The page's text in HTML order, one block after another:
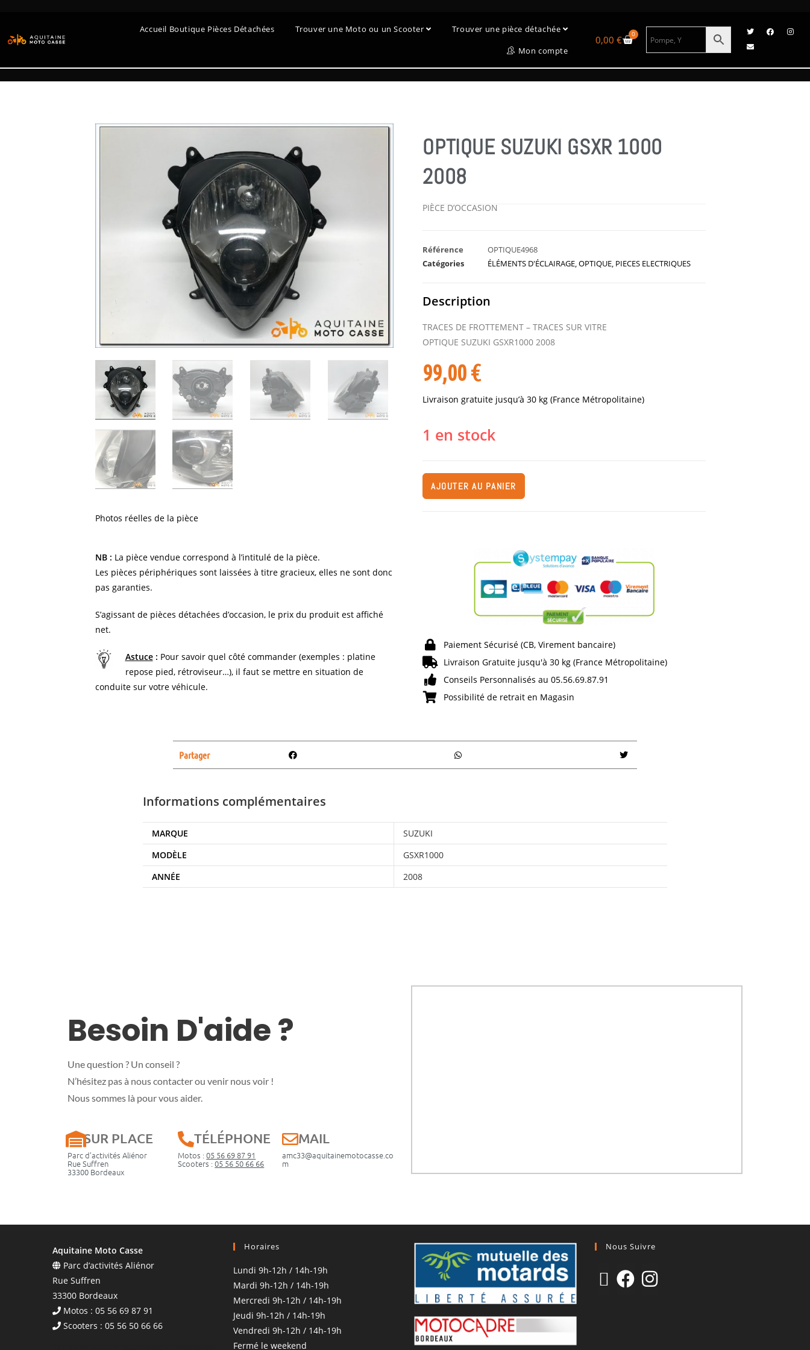
Accueil Boutique Pièces Détachées Trouver une Moto ou un Scooter
Trouver une pièce détachée
Mon compte
0,00 € 0
Photos réelles de la pièce
NB : La pièce vendue correspond à l’intitulé de la pièce.
Les pièces périphériques sont laissées à titre gracieux, elles ne sont donc
pas garanties.
S’agissant de pièces détachées d’occasion, le prix du produit est affiché
net.
Astuce: Pour savoir quel côté commander (exemples : platine
repose pied, rétroviseur…), il faut se mettre en situation de
conduite sur votre véhicule.
OPTIQUE SUZUKI GSXR 1000
2008
PIÈCE D’OCCASION
Référence
OPTIQUE4968
Catégories
ÉLÉMENTS D'ÉCLAIRAGE,OPTIQUE, PIECES ELECTRIQUES
Description
TRACES DE FROTTEMENT – TRACES SUR VITRE
OPTIQUE SUZUKI GSXR1000 2008
99,00€
Livraison gratuite jusqu’à 30 kg (France Métropolitaine)
1 en stock
AJOUTER AU PANIER
Paiement Sécurisé (CB, Virement bancaire)
Livraison Gratuite jusqu'à 30 kg (France Métropolitaine)
Conseils Personnalisés au 05.56.69.87.91
Possibilité de retrait en Magasin
Partager
Informations complémentaires
MARQUE
SUZUKI
MODÈLE
GSXR1000
ANNÉE
2008
Besoin D'aide ?
Une question ? Un conseil ?
N’hésitez pas à nous contacter ou venir nous voir !
Nous sommes là pour vous aider.
SUR PLACE
Parc d’activités Aliénor
Rue Suffren
33300 Bordeaux
TÉLÉPHONE
Motos :05 56 69 87 91
Scooters :05 56 50 66 66
MAIL
amc33@aquitainemotocasse.co
m
Aquitaine Moto Casse
Parc d’activités Aliénor
Rue Suffren
33300 Bordeaux
Motos : 05 56 69 87 91
Scooters : 05 56 50 66 66
Horaires
Lundi 9h-12h / 14h-19h
Mardi 9h-12h / 14h-19h
Mercredi 9h-12h / 14h-19h
Jeudi 9h-12h / 14h-19h
Vendredi 9h-12h / 14h-19h
Fermé le weekend
Nous Suivre